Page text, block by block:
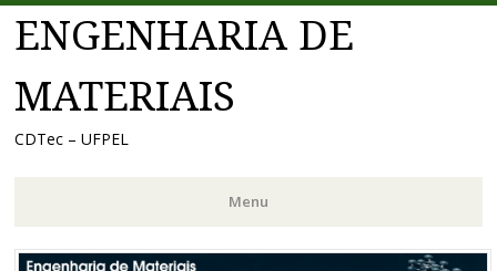
ENGENHARIA DE
MATERIAIS
CDTec – UFPEL
Menu
Pular